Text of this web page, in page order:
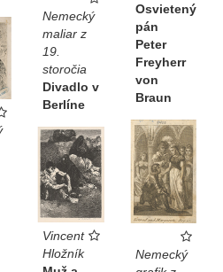
Osvietený
pán
Peter
Freyherr
von
Braun
Nemecký
maliar z
19.
storočia
Divadlo v
Berlíne
Nemecký
Vincent
Hložník